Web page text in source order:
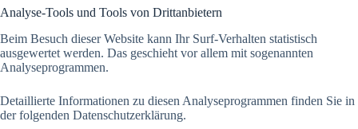
Analyse-Tools und Tools von Dritt­anbietern
Beim Besuch dieser Website kann Ihr Surf-Verhalten statistisch
ausgewertet werden. Das geschieht vor allem mit sogenannten
Analyseprogrammen.
Detaillierte Informationen zu diesen Analyseprogrammen finden Sie in
der folgenden Datenschutzerklärung.